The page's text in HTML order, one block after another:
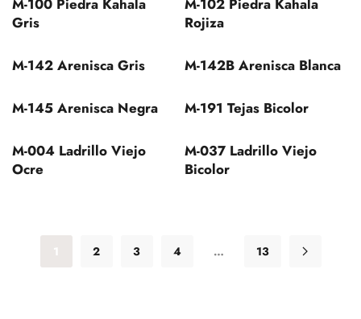
M-100 Piedra Kahala
Gris
M-102 Piedra Kahala
Rojiza
M-142 Arenisca Gris M-142B Arenisca Blanca
M-145 Arenisca Negra M-191 Tejas Bicolor
M-004 Ladrillo Viejo
Ocre
M-037 Ladrillo Viejo
Bicolor
1 2 3 4 … 13